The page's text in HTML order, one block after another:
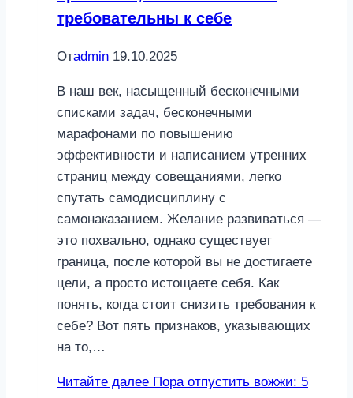
требовательны к себе
Отadmin 19.10.2025
В наш век, насыщенный бесконечными
списками задач, бесконечными
марафонами по повышению
эффективности и написанием утренних
страниц между совещаниями, легко
спутать самодисциплину с
самонаказанием. Желание развиваться —
это похвально, однако существует
граница, после которой вы не достигаете
цели, а просто истощаете себя. Как
понять, когда стоит снизить требования к
себе? Вот пять признаков, указывающих
на то,…
Читайте далее Пора отпустить вожжи: 5